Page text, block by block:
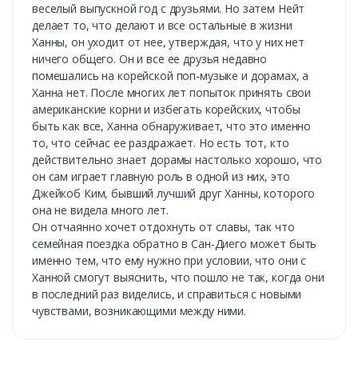
веселый выпускной год с друзьями. Но затем Нейт
делает то, что делают и все остальные в жизни
Ханны, он уходит от нее, утверждая, что у них нет
ничего общего. Он и все ее друзья недавно
помешались на корейской поп-музыке и дорамах, а
Ханна нет. После многих лет попыток принять свои
американские корни и избегать корейских, чтобы
быть как все, Ханна обнаруживает, что это именно
то, что сейчас ее раздражает. Но есть тот, кто
действительно знает дорамы настолько хорошо, что
он сам играет главную роль в одной из них, это
Джейкоб Ким, бывший лучший друг Ханны, которого
она не видела много лет.
Он отчаянно хочет отдохнуть от славы, так что
семейная поездка обратно в Сан-Диего может быть
именно тем, что ему нужно при условии, что они с
Ханной смогут выяснить, что пошло не так, когда они
в последний раз виделись, и справиться с новыми
чувствами, возникающими между ними.